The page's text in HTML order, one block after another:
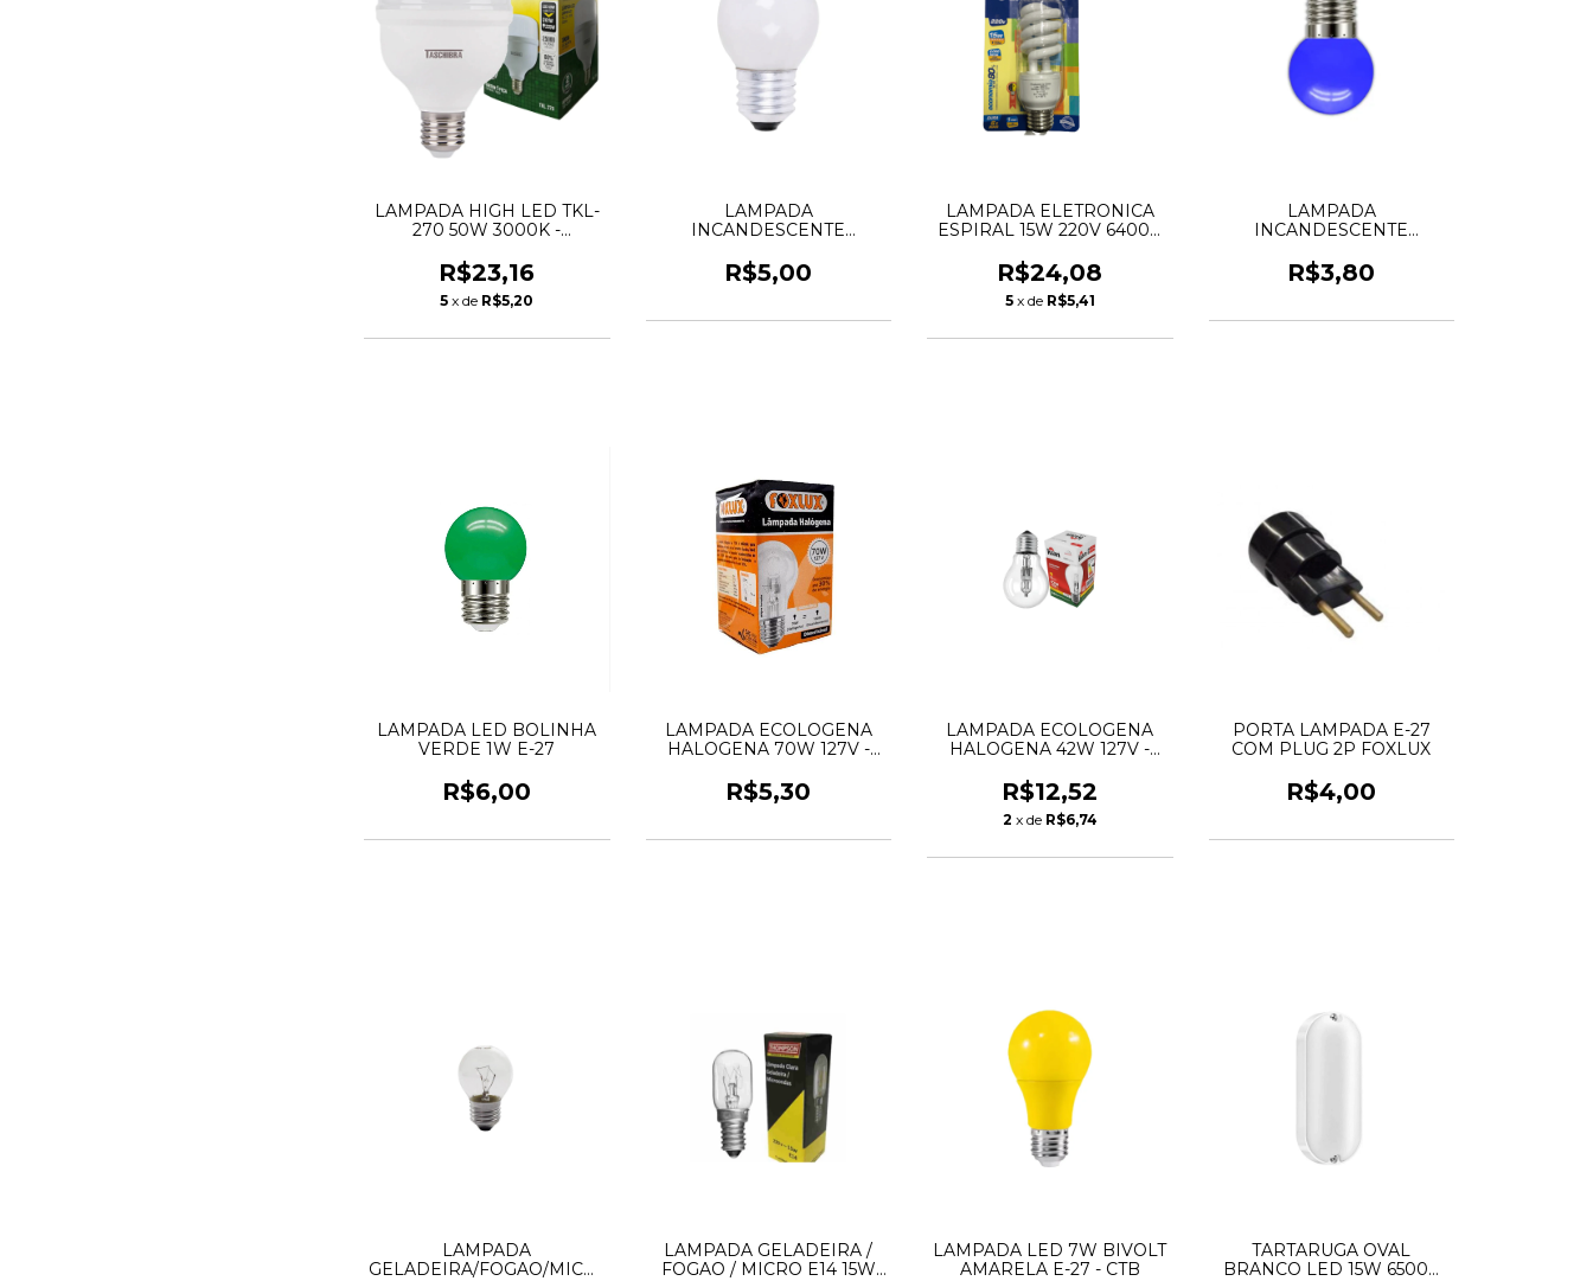
LAMPADA HIGH LED TKL-
270 50W 3000K -
R$23,16
5 x de R$5,20
LAMPADA
INCANDESCENTE
LEITOSA
R$5,00
LAMPADA ELETRONICA
ESPIRAL 15W 220V 6400K
R$24,08
5 x de R$5,41
LAMPADA
INCANDESCENTE
E-27
R$3,80
LAMPADA LED BOLINHA
VERDE 1W E-27
R$6,00
LAMPADA ECOLOGENA
HALOGENA 70W 127V -
R$5,30
LAMPADA ECOLOGENA
HALOGENA 42W 127V -
R$12,52
2 x de R$6,74
PORTA LAMPADA E-27
COM PLUG 2P FOXLUX
R$4,00
LAMPADA
GELADEIRA/FOGAO/MICRO-
LAMPADA GELADEIRA /
FOGAO / MICRO E14 15W
LAMPADA LED 7W BIVOLT
AMARELA E-27 - CTB
TARTARUGA OVAL
BRANCO LED 15W 6500K